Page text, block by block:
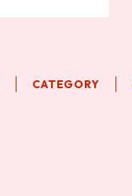
CATEGORY